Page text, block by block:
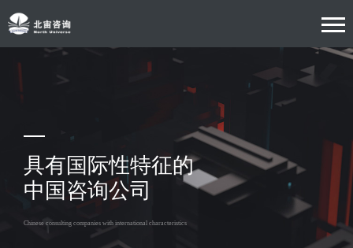
具有国际性特征的
中国咨询公司
Chinese consulting companies with international characteristics